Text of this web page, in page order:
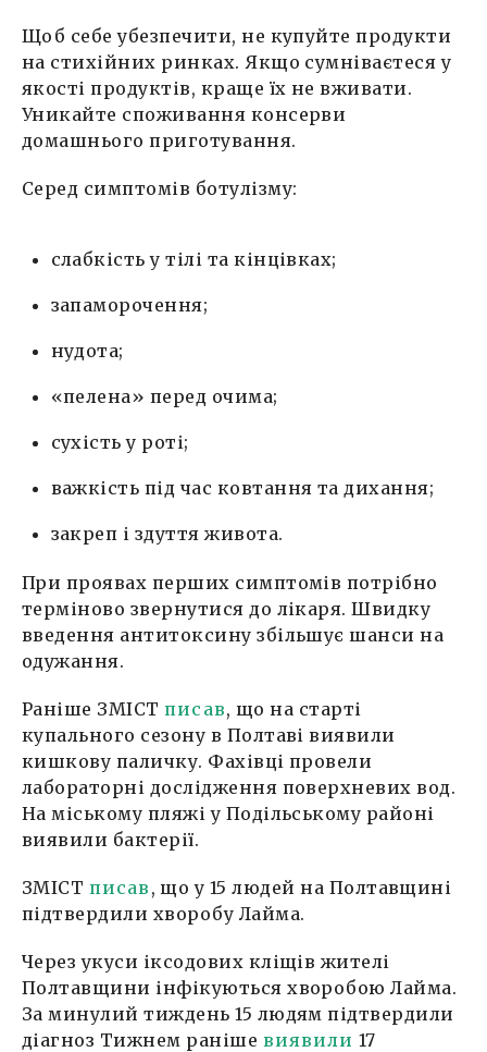
Щоб себе убезпечити, не купуйте продукти
на стихійних ринках. Якщо сумніваєтеся у
якості продуктів, краще їх не вживати.
Уникайте споживання консерви
домашнього приготування.
Серед симптомів ботулізму:
слабкість у тілі та кінцівках;
запаморочення;
нудота;
«пелена» перед очима;
сухість у роті;
важкість під час ковтання та дихання;
закреп і здуття живота.
При проявах перших симптомів потрібно
терміново звернутися до лікаря. Швидку
введення антитоксину збільшує шанси на
одужання.
Раніше ЗМІСТписав, що на старті
купального сезону в Полтаві виявили
кишкову паличку. Фахівці провели
лабораторні дослідження поверхневих вод.
На міському пляжі у Подільському районі
виявили бактерії.
ЗМІСТ писав , що у 15 людей на Полтавщині
підтвердили хворобу Лайма.
Через укуси іксодових кліщів жителі
Полтавщини інфікуються хворобою Лайма.
За минулий тиждень 15 людям підтвердили
діагноз Тижнем раніше виявили 17